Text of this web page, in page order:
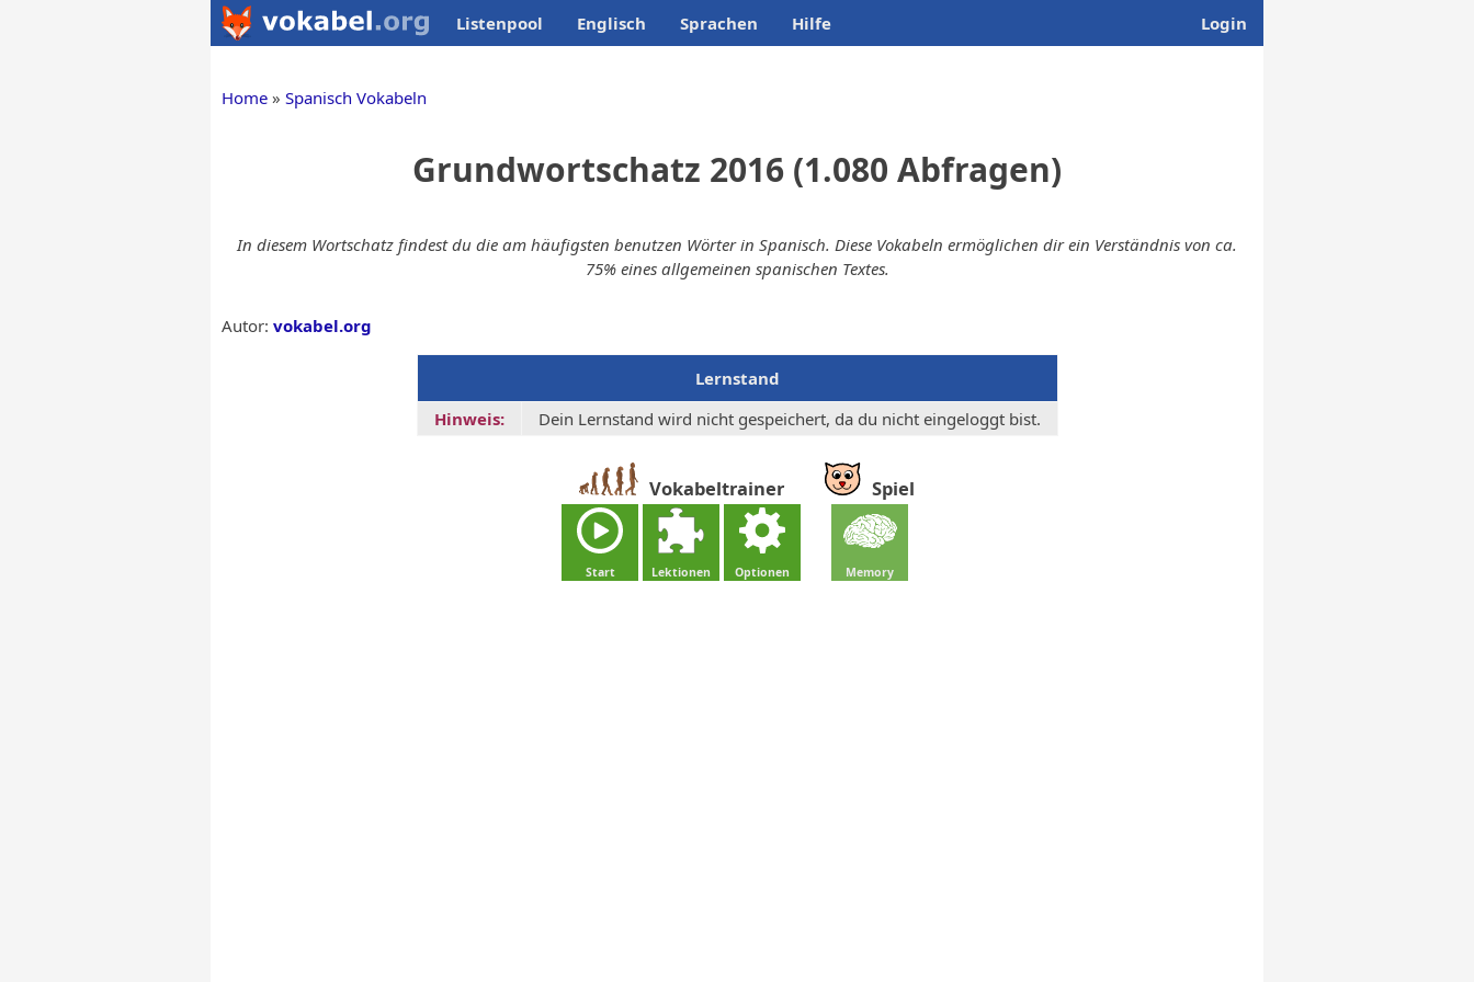
Listenpool Englisch Sprachen Hilfe Login
Home Spanisch Vokabeln
Grundwortschatz 2016 (1.080 Abfragen)
In diesem Wortschatz findest du die am häufigsten benutzen Wörter in Spanisch. Diese Vokabeln ermöglichen dir ein Verständnis von ca.
75% eines allgemeinen spanischen Textes.
Autor: vokabel.org
Lernstand
Hinweis:
Dein Lernstand wird nicht gespeichert, da du nicht eingeloggt bist.
Vokabeltrainer
Start Lektionen Optionen
Spiel
Memory